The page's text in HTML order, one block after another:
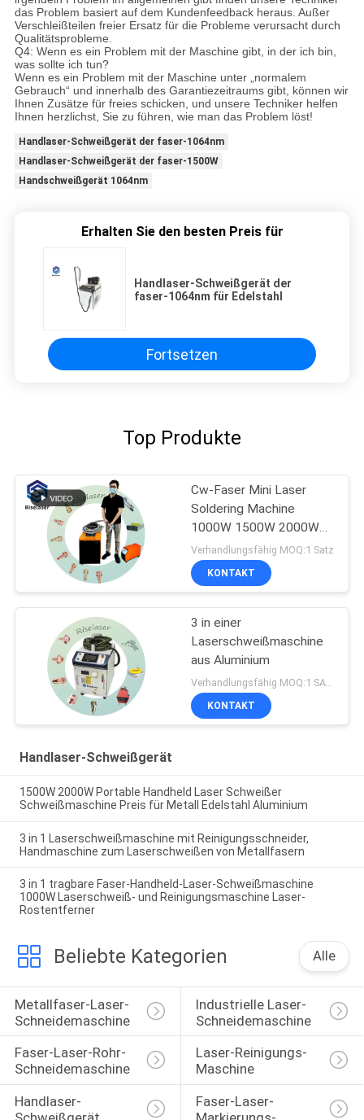
das Problem basiert auf dem Kundenfeedback heraus. Außer
Verschleißteilen freier Ersatz für die Probleme verursacht durch
Qualitätsprobleme.
Q4: Wenn es ein Problem mit der Maschine gibt, in der ich bin,
was sollte ich tun?
Wenn es ein Problem mit der Maschine unter „normalem
Gebrauch“ und innerhalb des Garantiezeitraums gibt, können wir
Ihnen Zusätze für freies schicken, und unsere Techniker helfen
Ihnen herzlichst, Sie zu führen, wie man das Problem löst!
Handlaser-Schweißgerät der faser-1064nm
Handlaser-Schweißgerät der faser-1500W
Handschweißgerät 1064nm
Erhalten Sie den besten Preis für
Handlaser-Schweißgerät der
faser-1064nm für Edelstahl
Fortsetzen
Top Produkte
Cw-Faser Mini Laser
Soldering Machine
1000W 1500W 2000W
für kupferne
AluminiumsS
Verhandlungsfähig MOQ:1 Satz
KONTAKT
3 in einer
Laserschweißmaschine
aus Aluminium
Verhandlungsfähig MOQ:1 SATZ
KONTAKT
Handlaser-Schweißgerät
1500W 2000W Portable Handheld Laser Schweißer
Schweißmaschine Preis für Metall Edelstahl Aluminium
3 in 1 Laserschweißmaschine mit Reinigungsschneider,
Handmaschine zum Laserschweißen von Metallfasern
3 in 1 tragbare Faser-Handheld-Laser-Schweißmaschine
1000W Laserschweiß- und Reinigungsmaschine Laser-
Rostentferner
Beliebte Kategorien Alle
Metallfaser-Laser-
Schneidemaschine
Industrielle Laser-
Schneidemaschine
Faser-Laser-Rohr-
Schneidemaschine
Laser-Reinigungs-
Maschine
Handlaser-
Faser-Laser-